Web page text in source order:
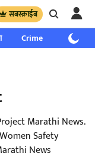
सबस्क्राईब
Crime साप्ताहिक
Marathi News.
Safety
News